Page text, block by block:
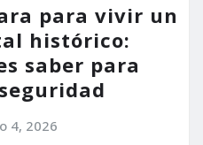
para vivir un
histórico:
saber para
4, 2026